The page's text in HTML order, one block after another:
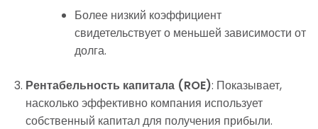
Более низкий коэффициент
свидетельствует о меньшей зависимости от
долга.
Рентабельность капитала (ROE): Показывает,
насколько эффективно компания использует
собственный капитал для получения прибыли.